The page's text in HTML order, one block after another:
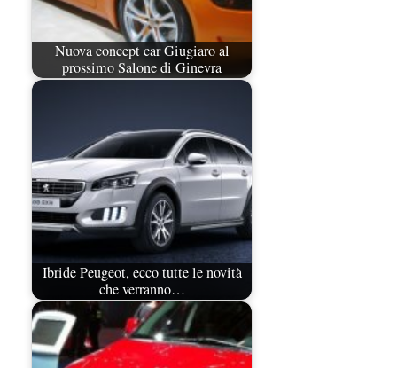
Nuova concept car Giugiaro al
prossimo Salone di Ginevra
Ibride Peugeot, ecco tutte le novità
che verranno…